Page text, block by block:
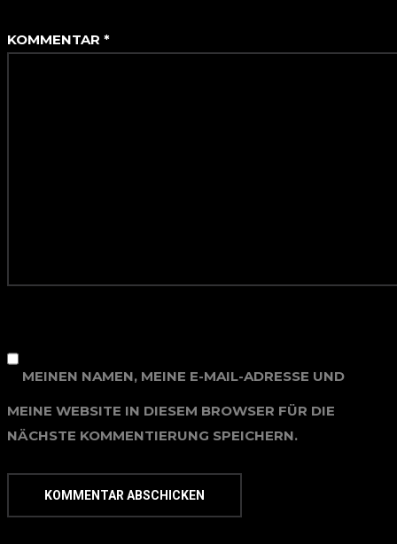
KOMMENTAR *
MEINEN NAMEN, MEINE E-MAIL-ADRESSE UND
MEINE WEBSITE IN DIESEM BROWSER FÜR DIE
NÄCHSTE KOMMENTIERUNG SPEICHERN.